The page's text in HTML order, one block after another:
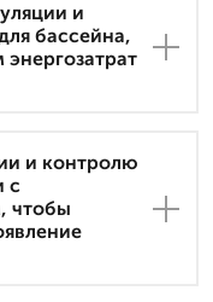
и
бассейна,
и контролю
с
чтобы